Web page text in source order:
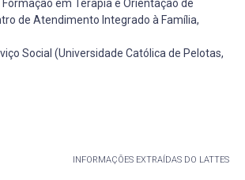
em Terapia e Orientação de
de Atendimento Integrado à Família,
Social (Universidade Católica de Pelotas,
INFORMAÇÕES EXTRAÍDAS DO LATTES